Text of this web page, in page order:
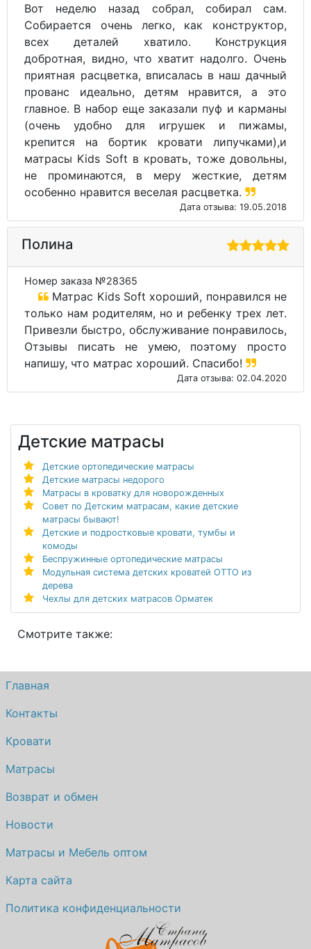
Вот неделю назад собрал, собирал сам.
Собирается очень легко, как конструктор,
всех деталей хватило. Конструкция
добротная, видно, что хватит надолго. Очень
приятная расцветка, вписалась в наш дачный
прованс идеально, детям нравится, а это
главное. В набор еще заказали пуф и карманы
(очень удобно для игрушек и пижамы,
крепится на бортик кровати липучками),и
матрасы Kids Soft в кровать, тоже довольны,
не проминаются, в меру жесткие, детям
особенно нравится веселая расцветка.
Дата отзыва: 19.05.2018
Полина
Номер заказа №28365
Матрас Kids Soft хороший, понравился не
только нам родителям, но и ребенку трех лет.
Привезли быстро, обслуживание понравилось,
Отзывы писать не умею, поэтому просто
напишу, что матрас хороший. Спасибо!
Дата отзыва: 02.04.2020
Детские матрасы
Детские ортопедические матрасы
Детские матрасы недорого
Матрасы в кроватку для новорожденных
Совет по Детским матрасам, какие детские
матрасы бывают!
Детские и подростковые кровати, тумбы и
комоды
Беспружинные ортопедические матрасы
Модульная система детских кроватей ОТТО из
дерева
Чехлы для детских матрасов Орматек
Смотрите также:
Главная
Контакты
Кровати
Матрасы
Возврат и обмен
Новости
Матрасы и Мебель оптом
Карта сайта
Политика конфиденциальности